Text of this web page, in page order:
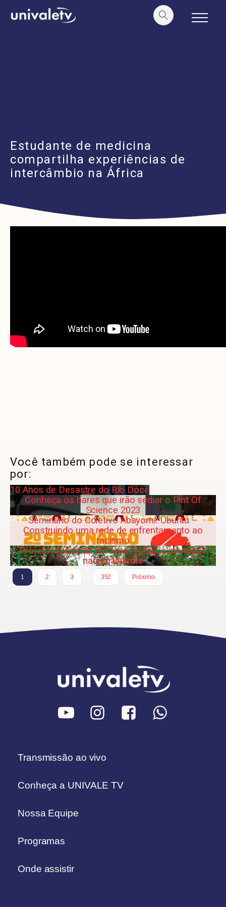
conteúdo
Estudante de medicina
compartilha experiências de
intercâmbio na África
Você também pode se interessar
por:
10 Anos de Desastre do Rio Doce
Conheça os bares que irão sediar o Pint Of
Science 2023
Seminário do Coletivo Abayomi: Ubuntu –
Construindo uma rede de enfrentamento ao
racismo
Projeto ambiental em áreas rurais é premiado
nacionalmente
1 2 3
352
Próximo
Transmissão ao vivo
Conheça a UNIVALE TV
Nossa Equipe
Programas
Onde assistir